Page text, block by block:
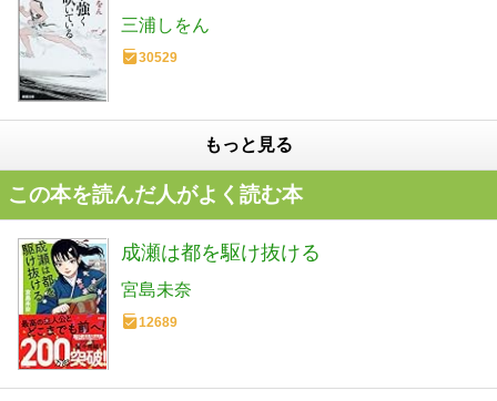
三浦しをん
30529
もっと見る
この本を読んだ人がよく読む本
成瀬は都を駆け抜ける
宮島未奈
12689